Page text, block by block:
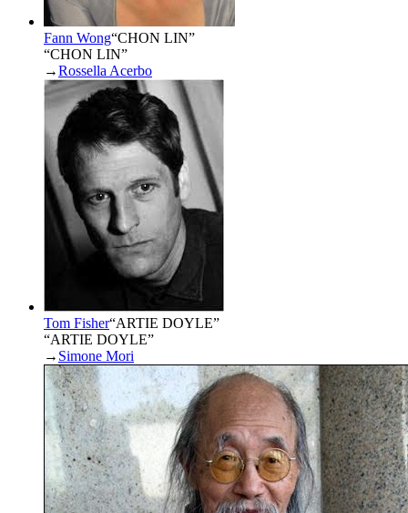
Fann Wong“CHON LIN”
“CHON LIN”
→Rossella Acerbo
Tom Fisher“ARTIE DOYLE”
“ARTIE DOYLE”
→ Simone Mori